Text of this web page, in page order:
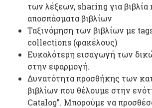
των λέξεων, sharing για βιβλία
αποσπάσματα βιβλίων
Ταξινόμηση των βιβλίων με
collections (φακέλους)
Ευκολότερη εισαγωγή των
στην εφαρμογή.
Δυνατότητα προσθήκης των
βιβλίων που θέλουμε στην
Catalog”. Μπορούμε να